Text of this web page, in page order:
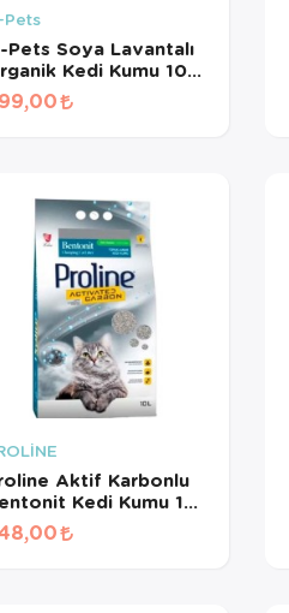
Pets
Pets Soya Lavantalı
Kedi Kumu 10
Aktif Karbonlu
Kedi Kumu 10